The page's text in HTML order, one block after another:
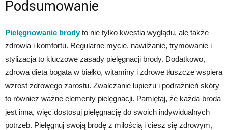
Podsumowanie
Pielęgnowanie brodyto nie tylko kwestia wyglądu, ale także
zdrowia i komfortu. Regularne mycie, nawilżanie, trymowanie i
stylizacja to kluczowe zasady pielęgnacji brody. Dodatkowo,
zdrowa dieta bogata w białko, witaminy i zdrowe tłuszcze wspiera
wzrost zdrowego zarostu. Zwalczanie łupieżu i podrażnień skóry
to również ważne elementy pielęgnacji. Pamiętaj, że każda broda
jest inna, więc dostosuj pielęgnację do swoich indywidualnych
potrzeb. Pielęgnuj swoją brodę z miłością i ciesz się zdrowym,